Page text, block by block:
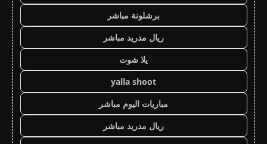
برشلونة مباشر
ريال مدريد مباشر
يلا شوت
yalla shoot
مباريات اليوم مباشر
ريال مدريد مباشر